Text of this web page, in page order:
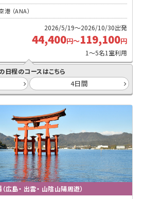
港 （ANA）
2026/5/19～2026/10/30出発
44,400円～119,100円
1～5名1室利用
日程のコースはこちら
4日間
（広島・ 出雲・ 山陰山陽周遊）